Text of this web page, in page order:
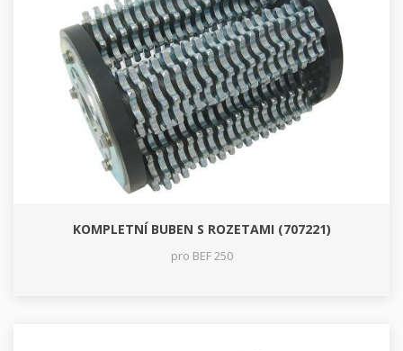
KOMPLETNÍ BUBEN S ROZETAMI (707221)
pro BEF 250